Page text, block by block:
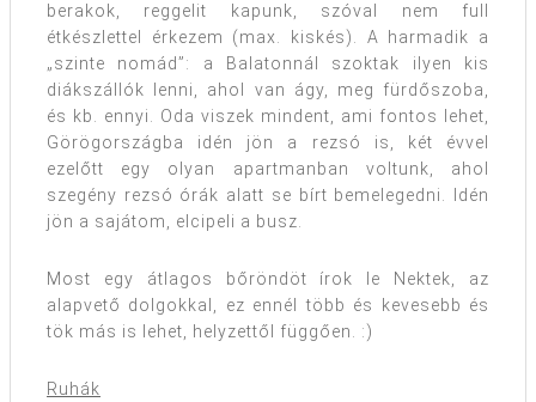
berakok, reggelit kapunk, szóval nem full
étkészlettel érkezem (max. kiskés). A harmadik a
„szinte nomád”: a Balatonnál szoktak ilyen kis
diákszállók lenni, ahol van ágy, meg fürdőszoba,
és kb. ennyi. Oda viszek mindent, ami fontos lehet,
Görögországba idén jön a rezsó is, két évvel
ezelőtt egy olyan apartmanban voltunk, ahol
szegény rezsó órák alatt se bírt bemelegedni. Idén
jön a sajátom, elcipeli a busz.
Most egy átlagos bőröndöt írok le Nektek, az
alapvető dolgokkal, ez ennél több és kevesebb és
tök más is lehet, helyzettől függően. :)
Ruhák